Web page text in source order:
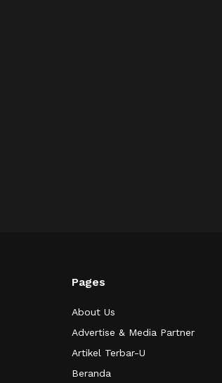
Pages
About Us
Advertise & Media Partner
Artikel Terbar-U
Beranda